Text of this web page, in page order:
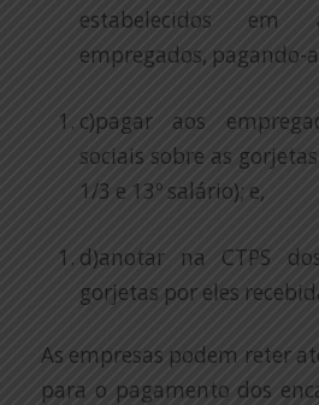
estabelecidos em
empregados, pagando-
c)pagar aos
sociais sobre as
1/3 e 13º salário); e,
d)anotar na CTPS
gorjetas por eles
As empresas podem reter
para o pagamento dos